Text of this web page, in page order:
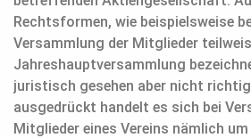
Rechtsformen, wie beispielsweise
Versammlung der Mitglieder
Jahreshauptversammlung
juristisch gesehen aber nicht
ausgedrückt handelt es sich bei
Mitglieder eines Vereins nämlich